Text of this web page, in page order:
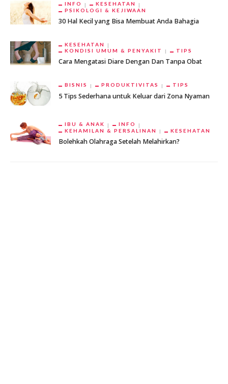
INFO
KESEHATAN
PSIKOLOGI & KEJIWAAN
30 Hal Kecil yang Bisa Membuat Anda Bahagia
KESEHATAN
KONDISI UMUM & PENYAKIT
TIPS
Cara Mengatasi Diare Dengan Dan Tanpa Obat
BISNIS PRODUKTIVITAS TIPS
5 Tips Sederhana untuk Keluar dari Zona Nyaman
IBU & ANAK
INFO
KEHAMILAN & PERSALINAN
KESEHATAN
Bolehkah Olahraga Setelah Melahirkan?